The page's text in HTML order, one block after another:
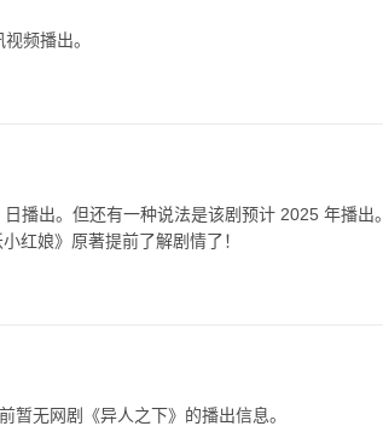
频播出。
播出。但还有一种说法是该剧预计 2025 年播出。
红娘》原著提前了解剧情了！
无网剧《异人之下》的播出信息。